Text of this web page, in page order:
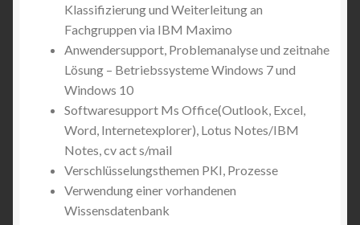
Klassifizierung und Weiterleitung an
Fachgruppen via IBM Maximo
Anwendersupport, Problemanalyse und zeitnahe
Lösung – Betriebssysteme Windows 7 und
Windows 10
Softwaresupport Ms Office(Outlook, Excel,
Word, Internetexplorer), Lotus Notes/IBM
Notes, cv act s/mail
Verschlüsselungsthemen PKI, Prozesse
Verwendung einer vorhandenen
Wissensdatenbank